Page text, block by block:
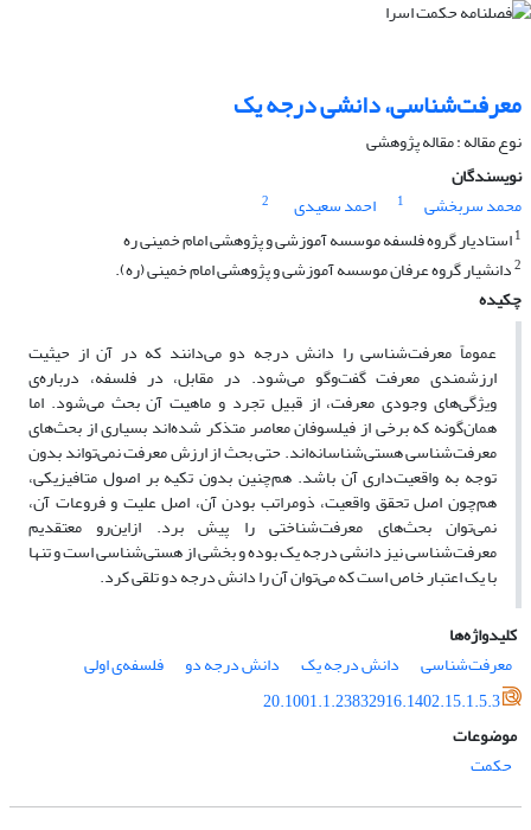
معرفت‌شناسی، دانشی درجه یک
نوع مقاله : مقاله پژوهشی
نویسندگان
محمد سربخشی
1 احمد سعیدی
2
1استادیار گروه فلسفه موسسه آموزشی و پژوهشی امام خمینی ره
2دانشیار گروه عرفان موسسه آموزشی و پژوهشی امام خمینی (ره).
چکیده
عموماً معرفت‌شناسی را دانش درجه دو می‌دانند که در آن از حیثیت
ارزشمندی معرفت گفت‌وگو می‌شود. در مقابل، در فلسفه، درباره‌ی
ویژگی‌های وجودی معرفت، از قبیل تجرد و ماهیت آن بحث می‌شود. اما
همان‌گونه که برخی از فیلسوفان معاصر متذکر شده‌اند بسیاری از بحث‌های
معرفت‌شناسی هستی‌شناسانه‌اند. حتی بحث از ارزش معرفت نمی‌تواند بدون
توجه به واقعیت‌داری آن باشد. هم‌چنین بدون تکیه بر اصول متافیزیکی،
هم‌چون اصل تحقق واقعیت، ذومراتب بودن آن، اصل علیت و فروعات آن،
نمی‌توان بحث‌های معرفت‌شناختی را پیش برد. ازاین‌رو معتقدیم
معرفت‌شناسی نیز دانشی درجه یک بوده و بخشی از هستی‌شناسی است و تنها
با یک اعتبار خاص است که می‌توان آن را دانش درجه دو تلقی کرد.
کلیدواژه‌ها
معرفت‌شناسی
دانش درجه یک دانش درجه دو
فلسفه‌ی اولی
20.1001.1.23832916.1402.15.1.5.3
موضوعات
حکمت